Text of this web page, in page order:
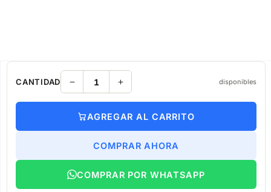
CANTIDAD disponibles
AGREGAR AL CARRITO
COMPRAR AHORA
COMPRAR POR WHATSAPP